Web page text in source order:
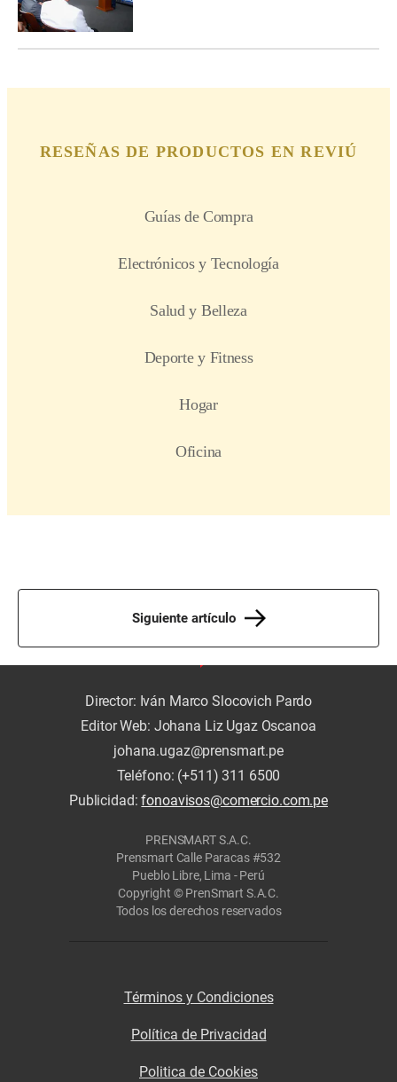
Siguiente artículo
Director: Iván Marco Slocovich Pardo
Editor Web: Johana Liz Ugaz Oscanoa
johana.ugaz@prensmart.pe
Teléfono: (+511) 311 6500
Publicidad:fonoavisos@comercio.com.pe
PRENSMART S.A.C.
Prensmart Calle Paracas #532
Pueblo Libre, Lima - Perú
Copyright © PrenSmart S.A.C.
Todos los derechos reservados
Términos y Condiciones
Política de Privacidad
Politica de Cookies